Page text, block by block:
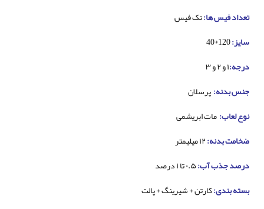
تعداد فیس ها:تک فیس
سایز:
درجه:۱ و ۲ و ۳
جنس بدنه:پرسلان
نوع لعاب:مات ابریشمی
ضخامت بدنه:
درصد جذب آب:
بسته بندی:کارتن + شیرینگ + پالت